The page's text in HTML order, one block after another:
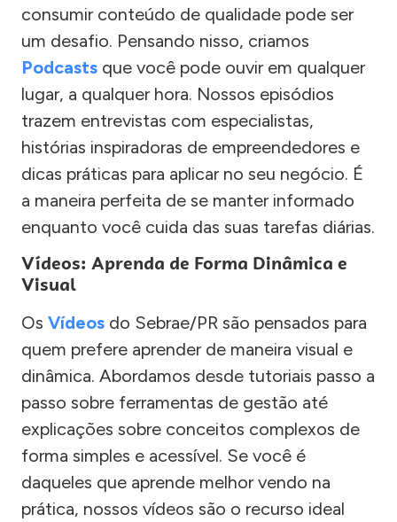
consumir conteúdo de qualidade pode ser
um desafio. Pensando nisso, criamos
Podcasts que você pode ouvir em qualquer
lugar, a qualquer hora. Nossos episódios
trazem entrevistas com especialistas,
histórias inspiradoras de empreendedores e
dicas práticas para aplicar no seu negócio. É
a maneira perfeita de se manter informado
enquanto você cuida das suas tarefas diárias.
Vídeos: Aprenda de Forma Dinâmica e
Visual
Os Vídeos do Sebrae/PR são pensados para
quem prefere aprender de maneira visual e
dinâmica. Abordamos desde tutoriais passo a
passo sobre ferramentas de gestão até
explicações sobre conceitos complexos de
forma simples e acessível. Se você é
daqueles que aprende melhor vendo na
prática, nossos vídeos são o recurso ideal